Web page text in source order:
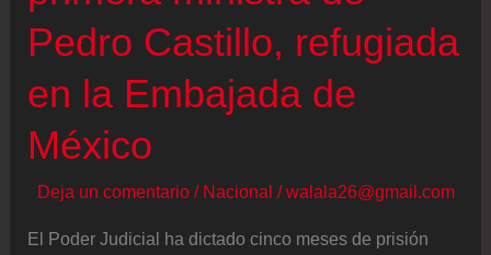
Pedro Castillo, refugiada
en la Embajada de
México
Deja un comentario / Nacional /walala26@gmail.com
El Poder Judicial ha dictado cinco meses de prisión